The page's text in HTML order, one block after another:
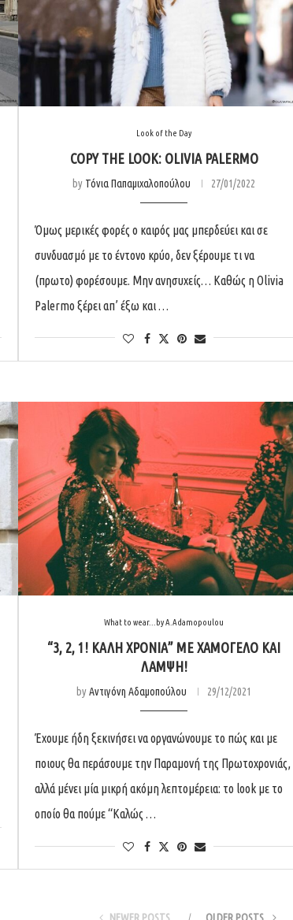
Look of the Day
COPY THE LOOK: OLIVIA PALERMO
by Τόνια Παπαμιχαλοπούλου 27/01/2022
Όμως μερικές φορές ο καιρός μας μπερδεύει και σε
συνδυασμό με το έντονο κρύο, δεν ξέρουμε τι να
(πρωτο) φορέσουμε. Μην ανησυχείς… Καθώς η Olivia
Palermo ξέρει απ’ έξω και …
What to wear...by A.Adamopoulou
“3, 2, 1! ΚΑΛΉ ΧΡΟΝΙΆ” ΜΕ ΧΑΜΌΓΕΛΟ ΚΑΙ
ΛΆΜΨΗ!
byΑντιγόνη Αδαμοπούλου 29/12/2021
Έχουμε ήδη ξεκινήσει να οργανώνουμε το πώς και με
ποιους θα περάσουμε την Παραμονή της Πρωτοχρονιάς,
αλλά μένει μία μικρή ακόμη λεπτομέρεια: το look με το
οποίο θα πούμε “Καλώς …